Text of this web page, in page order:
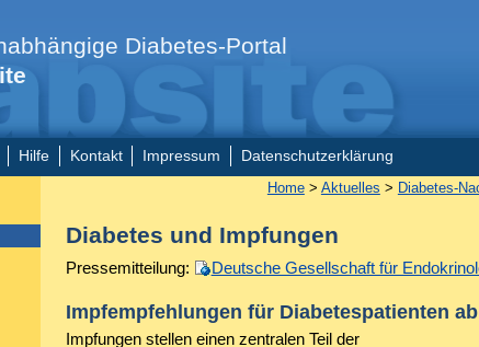
Diabetes-Portal
Hilfe Kontakt Impressum Datenschutzerklärung
Home> Aktuelles > Diabetes-
Diabetes und Impfungen
Pressemitteilung: Deutsche Gesellschaft für
Impfempfehlungen für Diabetespatienten
Impfungen stellen einen zentralen Teil der